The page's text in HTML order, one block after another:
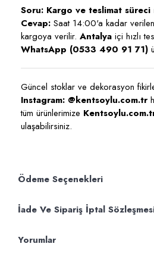
Soru: Kargo ve teslimat süreci
Cevap: Saat 14:00'a kadar
kargoya verilir. Antalya içi hızlı
WhatsApp (0533 490 91 71)
Güncel stoklar ve dekorasyon
Instagram: @kentsoylu.com.tr
tüm ürünlerimize
ulaşabilirsiniz.
Ödeme Seçenekleri
İade Ve Sipariş İptal
Yorumlar